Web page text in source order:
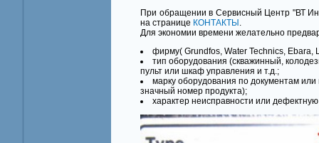
При обращении в Сервисный Центр "ВТ
на странице КОНТАКТЫ
Для экономии времени желательно
фирму( Grundfos, Water Technics, Ebara,
тип оборудования (скважинный,
пульт или шкаф управления и т.д.;
марку оборудования по документам
значный номер продукта);
характер неисправности или